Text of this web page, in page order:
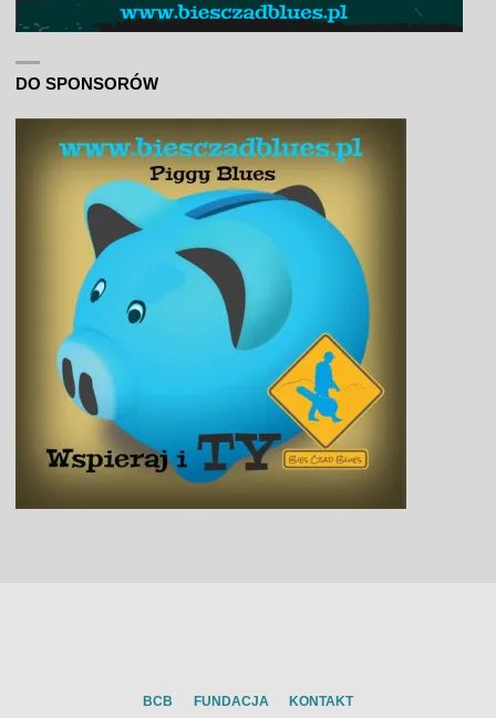
DO SPONSORÓW
BCB FUNDACJA KONTAKT